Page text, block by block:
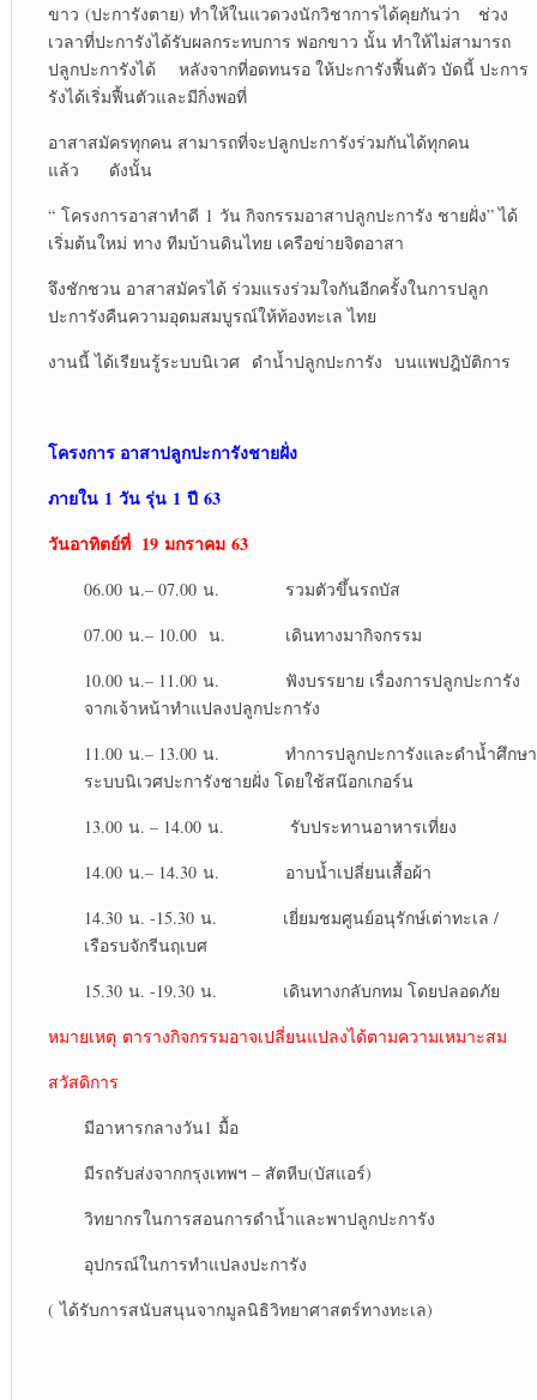
ขาว (ปะการังตาย) ทำให้ในแวดวงนักวิชาการได้คุยกันว่า ช่วง
เวลาที่ปะการังได้รับผลกระทบการ ฟอกขาว นั้น ทำให้ไม่สามารถ
ปลูกปะการังได้ หลังจากที่อดทนรอ ให้ปะการังฟื้นตัว บัดนี้ ปะการ
รังได้เริ่มฟื้นตัวและมีกิ่งพอที่
อาสาสมัครทุกคน สามารถที่จะปลูกปะการังร่วมกันได้ทุกคน
แล้ว ดังนั้น
“ โครงการอาสาทำดี 1 วัน กิจกรรมอาสาปลูกปะการัง ชายฝั่ง” ได้
เริ่มต้นใหม่ ทาง ทีมบ้านดินไทย เครือข่ายจิตอาสา
จึงชักชวน อาสาสมัครได้ ร่วมแรงร่วมใจกันอีกครั้งในการปลูก
ปะการังคืนความอุดมสมบูรณ์ให้ท้องทะเล ไทย
งานนี้ ได้เรียนรู้ระบบนิเวศ ดำน้ำปลูกปะการัง บนแพปฎิบัติการ
โครงการ อาสาปลูกปะการังชายฝั่ง
ภายใน1 วัน รุ่น 1 ปี 63
วันอาทิตย์ที่19 มกราคม 63
06.00 น.– 07.00 น. รวมตัวขึ้นรถบัส
07.00 น.– 10.00 น. เดินทางมากิจกรรม
10.00 น.– 11.00 น. ฟังบรรยาย เรื่องการปลูกปะการัง
จากเจ้าหน้าทำแปลงปลูกปะการัง
11.00 น.– 13.00 น. ทำการปลูกปะการังและดำน้ำศึกษา
ระบบนิเวศปะการังชายฝั่ง โดยใช้สน๊อกเกอร์น
13.00 น. – 14.00 น. รับประทานอาหารเที่ยง
14.00 น.– 14.30 น. อาบน้ำเปลี่ยนเสื้อผ้า
14.30 น. -15.30 น. เยี่ยมชมศูนย์อนุรักษ์เต่าทะเล /
เรือรบจักรีนฤเบศ
15.30 น. -19.30 น. เดินทางกลับกทม โดยปลอดภัย
หมายเหตุ ตารางกิจกรรมอาจเปลี่ยนแปลงได้ตามความเหมาะสม
สวัสดิการ
มีอาหารกลางวัน1 มื้อ
มีรถรับส่งจากกรุงเทพฯ – สัตหีบ(บัสแอร์)
วิทยากรในการสอนการดำน้ำและพาปลูกปะการัง
อุปกรณ์ในการทำแปลงปะการัง
(ได้รับการสนับสนุนจากมูลนิธิวิทยาศาสตร์ทางทะเล)